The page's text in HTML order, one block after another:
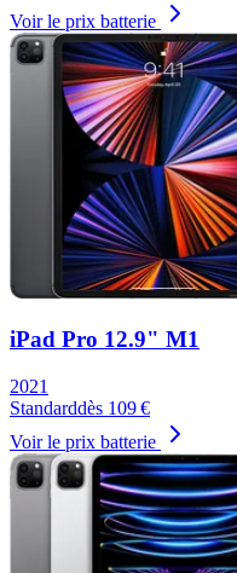
Voir le prix batterie
iPad Pro 12.9" M1
2021
Standarddès 109€
Voir le prix batterie